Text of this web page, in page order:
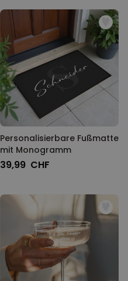
Personalisierbare Fußmatte
mit Monogramm
39,99 CHF